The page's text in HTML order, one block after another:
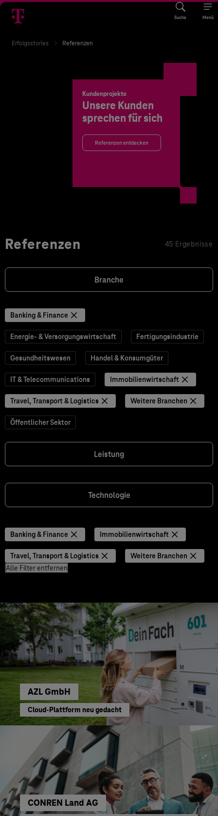
Suche Menü
Erfolgsstories Referenzen
Kundenprojekte
Unsere Kunden
sprechen für sich
Referenzen entdecken
Referenzen 45 Ergebnisse
Branche
Banking & Finance
Energie- & Versorgungswirtschaft Fertigungsindustrie
Gesundheitswesen Handel & Konsumgüter
IT & Telecommunications Immobilienwirtschaft
Travel, Transport & Logistics Weitere Branchen
Öffentlicher Sektor
Leistung
Technologie
Banking & Finance Immobilienwirtschaft
Travel, Transport & Logistics
Weitere Branchen
Alle Filter entfernen
AZL GmbH
Cloud-Plattform neu gedacht
CONREN Land AG